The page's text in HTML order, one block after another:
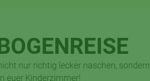
nur richtig lecker naschen, sondern
euer Kinderzimmer!